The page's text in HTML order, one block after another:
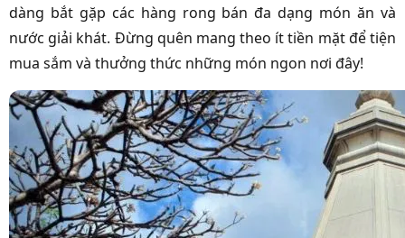
dàng bắt gặp các hàng rong bán đa dạng món ăn và
nước giải khát. Đừng quên mang theo ít tiền mặt để tiện
mua sắm và thưởng thức những món ngon nơi đây!